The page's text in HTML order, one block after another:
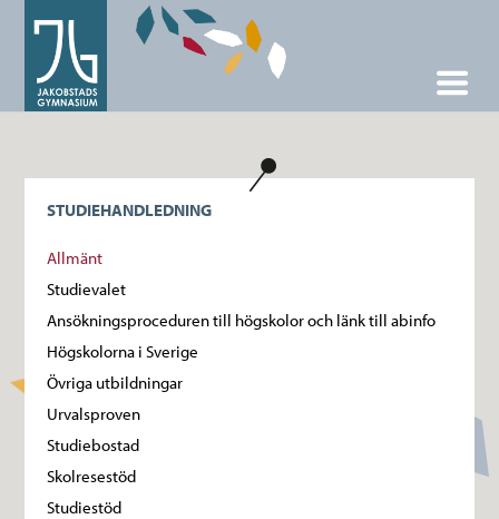
STUDIEHANDLEDNING
Allmänt
Studievalet
Ansökningsproceduren till högskolor och länk till abinfo
Högskolorna i Sverige
Övriga utbildningar
Urvalsproven
Studiebostad
Skolresestöd
Studiestöd